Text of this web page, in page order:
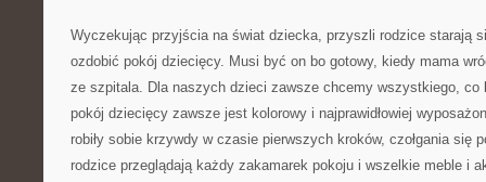
Wyczekując przyjścia na świat dziecka, przyszli rodzice starają
ozdobić pokój dziecięcy. Musi być on bo gotowy, kiedy mama
ze szpitala. Dla naszych dzieci zawsze chcemy wszystkiego, co
pokój dziecięcy zawsze jest kolorowy i najprawidłowiej
robiły sobie krzywdy w czasie pierwszych kroków, czołgania się
rodzice przeglądają każdy zakamarek pokoju i wszelkie meble i